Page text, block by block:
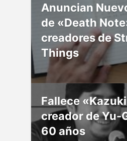
Anuncian
de «Death
creadores de
Things
Fallece
creador de Yu-
60 años